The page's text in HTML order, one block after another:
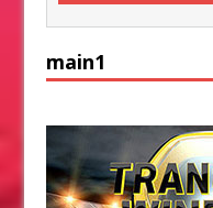
main1